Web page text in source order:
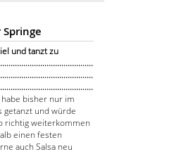
und tanzt zu
habe bisher nur im
getanzt und würde
richtig weiterkommen
einen festen
auch Salsa neu